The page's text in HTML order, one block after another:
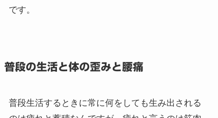
です。
普段の生活と体の歪みと腰痛
普段生活するときに常に何をしても生み出される